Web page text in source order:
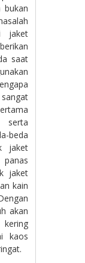
bukan
jaket
saat
serta
beda
jaket
panas
jaket
kain
akan
kaos